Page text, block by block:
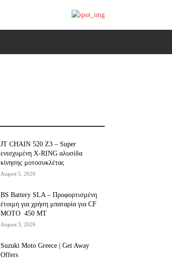
JT CHAIN 520 Ζ3 – Super
ενισχυμένη X-RING αλυσίδα
κίνησης μοτοσυκλέτας
August 5, 2026
BS Battery SLA – Προφορτισμένη
έτοιμη για χρήση μπαταρία για CF
MOTO 450 MT
August 3, 2026
Suzuki Moto Greece | Get Away
Offers